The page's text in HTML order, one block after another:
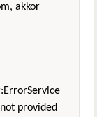
akkor
provided